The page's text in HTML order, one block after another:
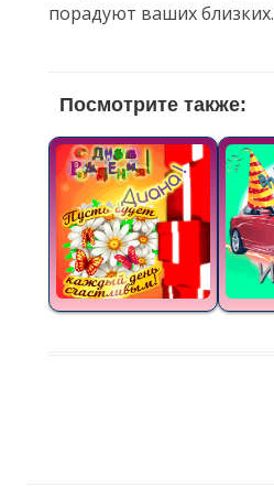
порадуют ваших близких.
Посмотрите также: